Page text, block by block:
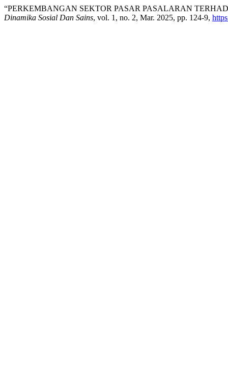
“PERKEMBANGAN SEKTOR PASAR PASALARAN
Dinamika Sosial Dan Sains, vol. 1, no. 2, Mar. 2025, pp. 124-9,